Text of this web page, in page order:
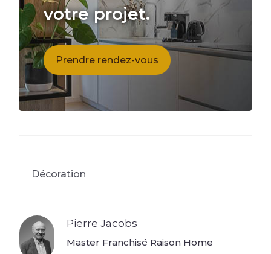
votre projet.
Prendre rendez-vous
Décoration
Pierre Jacobs
Master Franchisé Raison Home